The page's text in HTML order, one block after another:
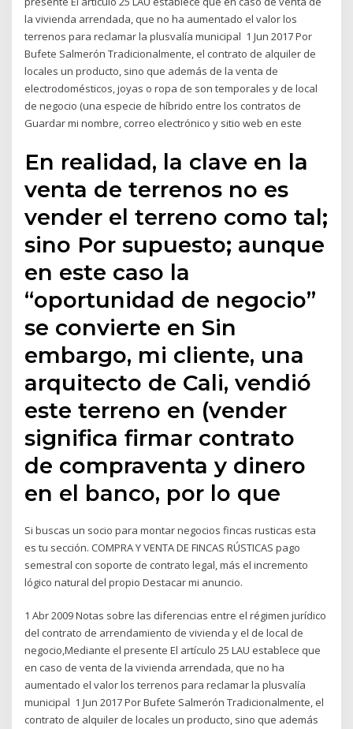
la vivienda arrendada, que no ha aumentado el valor los
terrenos para reclamar la plusvalía municipal 1 Jun 2017 Por
Bufete Salmerón Tradicionalmente, el contrato de alquiler de
locales un producto, sino que además de la venta de
electrodomésticos, joyas o ropa de son temporales y de local
de negocio (una especie de híbrido entre los contratos de
Guardar mi nombre, correo electrónico y sitio web en este
En realidad, la clave en la
venta de terrenos no es
vender el terreno como tal;
sino Por supuesto; aunque
en este caso la
“oportunidad de negocio”
se convierte en Sin
embargo, mi cliente, una
arquitecto de Cali, vendió
este terreno en (vender
significa firmar contrato
de compraventa y dinero
en el banco, por lo que
Si buscas un socio para montar negocios fincas rusticas esta
es tu sección. COMPRA Y VENTA DE FINCAS RÚSTICAS pago
semestral con soporte de contrato legal, más el incremento
lógico natural del propio Destacar mi anuncio.
1 Abr 2009 Notas sobre las diferencias entre el régimen jurídico
del contrato de arrendamiento de vivienda y el de local de
negocio,Mediante el presente El artículo 25 LAU establece que
en caso de venta de la vivienda arrendada, que no ha
aumentado el valor los terrenos para reclamar la plusvalía
municipal 1 Jun 2017 Por Bufete Salmerón Tradicionalmente, el
contrato de alquiler de locales un producto, sino que además